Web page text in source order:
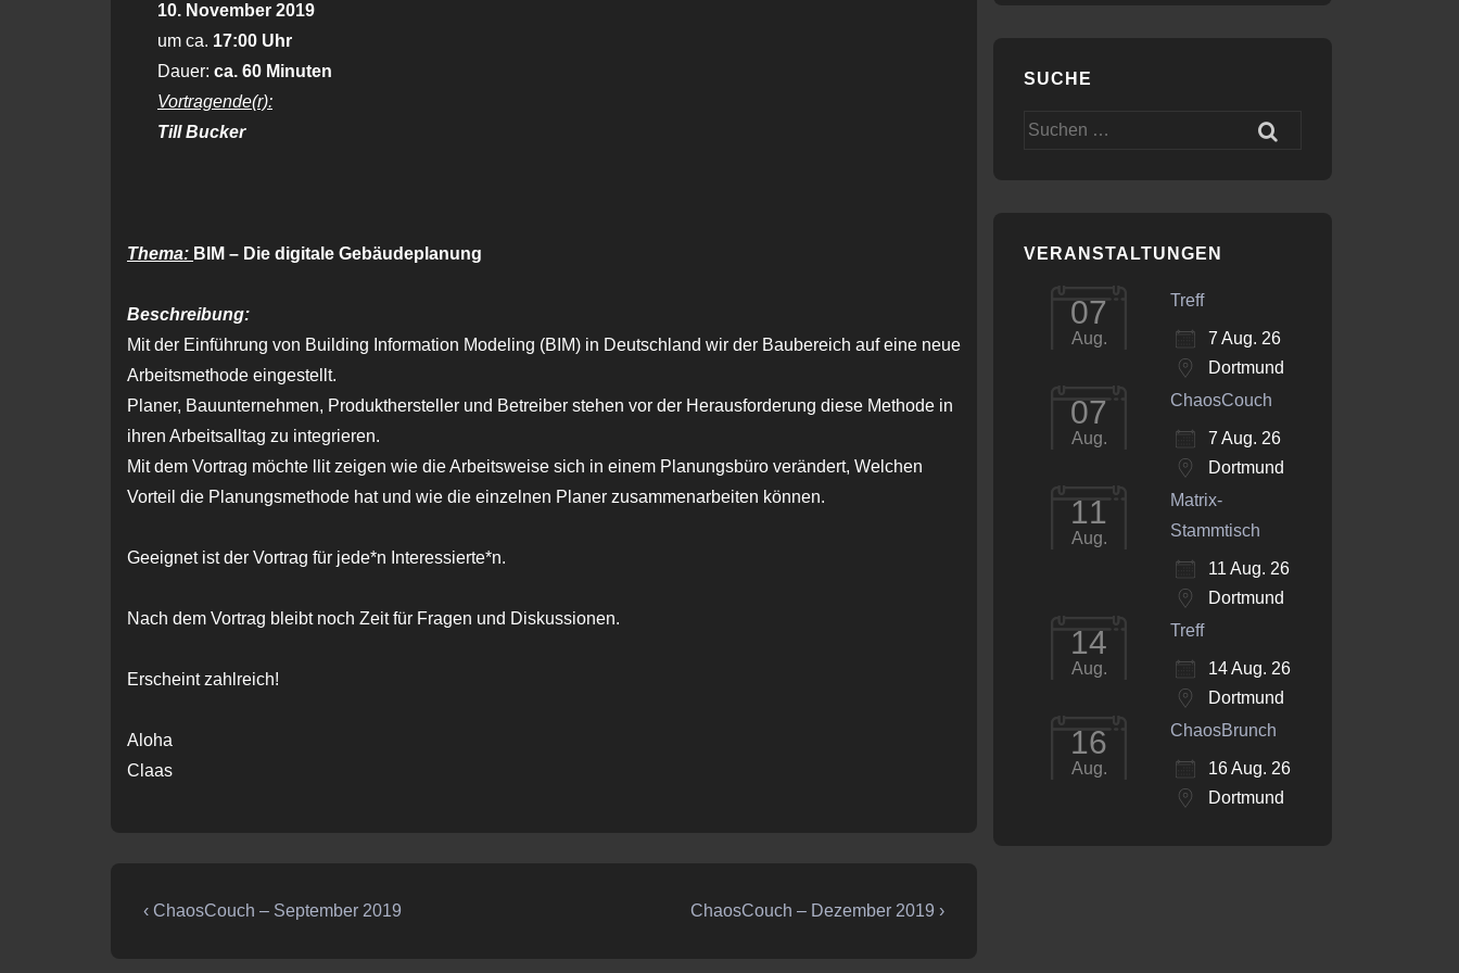
10. November 2019
um ca. 17:00 Uhr
Dauer: ca. 60 Minuten
Vortragende(r):
Till Bucker
Thema: BIM – Die digitale Gebäudeplanung
Beschreibung:
Mit der Einführung von Building Information Modeling (BIM) in Deutschland wir der Baubereich auf eine neue
Arbeitsmethode eingestellt.
Planer, Bauunternehmen, Produkthersteller und Betreiber stehen vor der Herausforderung diese Methode in
ihren Arbeitsalltag zu integrieren.
Mit dem Vortrag möchte llit zeigen wie die Arbeitsweise sich in einem Planungsbüro verändert, Welchen
Vorteil die Planungsmethode hat und wie die einzelnen Planer zusammenarbeiten können.
Geeignet ist der Vortrag für jede*n Interessierte*n.
Nach dem Vortrag bleibt noch Zeit für Fragen und Diskussionen.
Erscheint zahlreich!
Aloha
Claas
Beitragsnavigation
Vorheriger
‹ ChaosCouch – September 2019
Nächster
ChaosCouch – Dezember 2019 ›
SUCHE
Suchen
VERANSTALTUNGEN
07
Aug.
Treff
7 Aug. 26
Dortmund
07
Aug.
ChaosCouch
7 Aug. 26
Dortmund
11
Aug.
Matrix-
Stammtisch
11 Aug. 26
Dortmund
14
Aug.
Treff
14 Aug. 26
Dortmund
16
Aug.
ChaosBrunch
16 Aug. 26
Dortmund